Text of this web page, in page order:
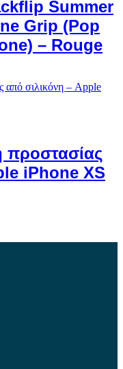
Summer
Grip (Pop
– Rouge
iPhone XS